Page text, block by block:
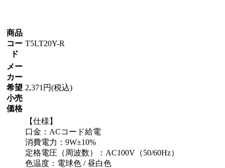
商品
コー
ド
T5LT20Y-R
メー
カー
希望
小売
価格
2,371円(税込)
【仕様】
口金：ACコード給電
消費電力：9W±10%
定格電圧（周波数）：AC100V（50/60Hz）
色温度：電球色 / 昼白色